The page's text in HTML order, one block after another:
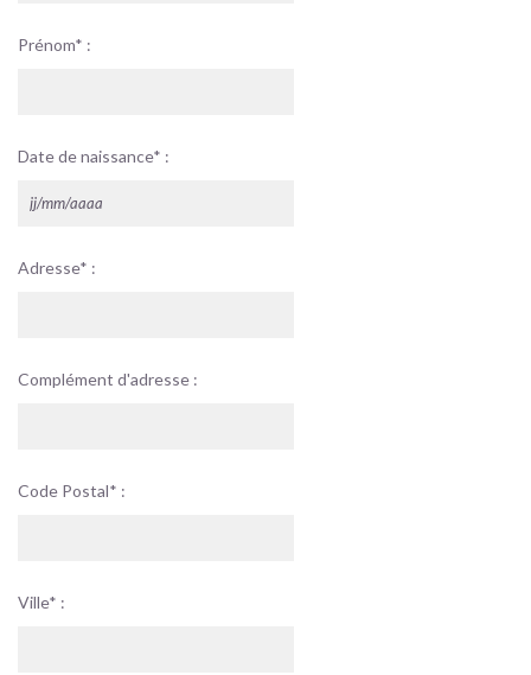
Prénom* :
Date de naissance* :
Adresse* :
Complément d'adresse :
Code Postal* :
Ville* :